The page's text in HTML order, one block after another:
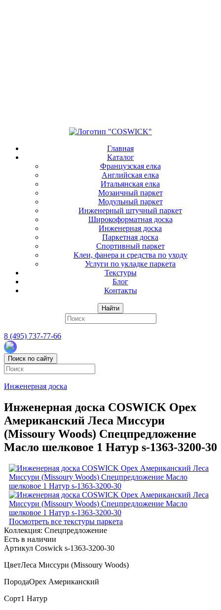
Главная
Каталог
Французская елка
Английская елка
Итальянская елка
Мозаичный паркет
Модульный паркет
Инженерный штучный паркет
Широкоформатная доска
Инженерная доска
Паркетная доска
Спортивный паркет
Клеи, фанера и средства по уходу
Услуги по укладке паркета
Текстуры
Блог
Контакты
Найти
8 (495) 737-77-66
Поиск по сайту
Инженерная доска
Инженерная доска COSWICK Орех
Американский Леса Миссури
(Missoury Woods) Спецпредложение
Масло шелковое 1 Натур s-1363-3200-30
Посмотреть все текстуры паркета
Коллекция: Спецпредложение
Есть в наличии
Артикул Coswick s-1363-3200-30
ЦветЛеса Миссури (Missoury Woods)
ПородаОрех Американский
Сорт1 Натур